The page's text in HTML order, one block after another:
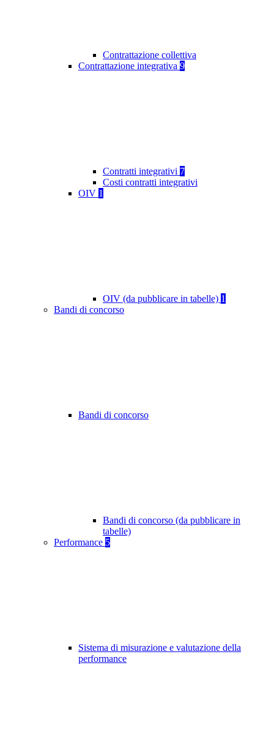
Contrattazione collettiva
Contrattazione integrativa 9
Contratti integrativi 7
Costi contratti integrativi
OIV 1
OIV (da pubblicare in tabelle) 1
Bandi di concorso
Bandi di concorso
Bandi di concorso (da pubblicare in
tabelle)
Performance 5
Sistema di misurazione e valutazione della
performance